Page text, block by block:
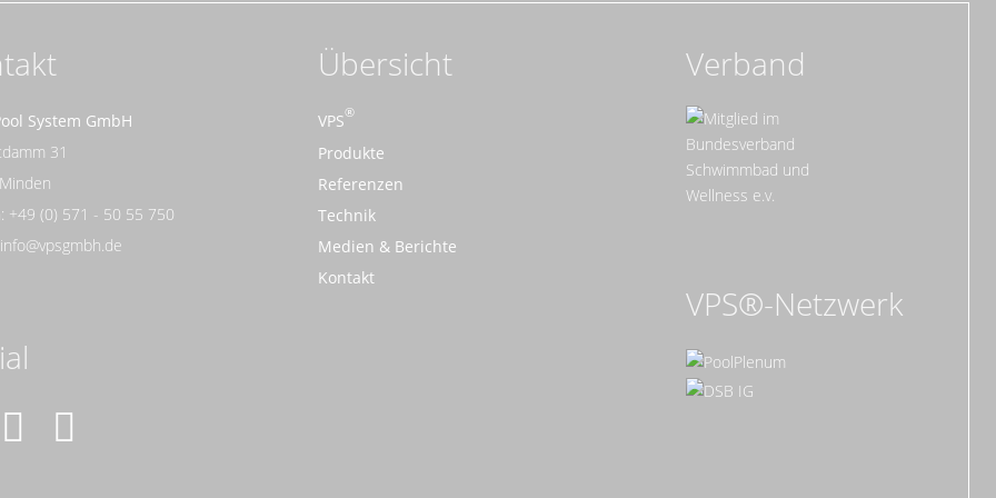
System GmbH
31
+49 (0) 571 - 50 55 750
Übersicht
VPS
Produkte
Referenzen
Technik
Medien & Berichte
Kontakt
Verband
VPS®-Netzwerk